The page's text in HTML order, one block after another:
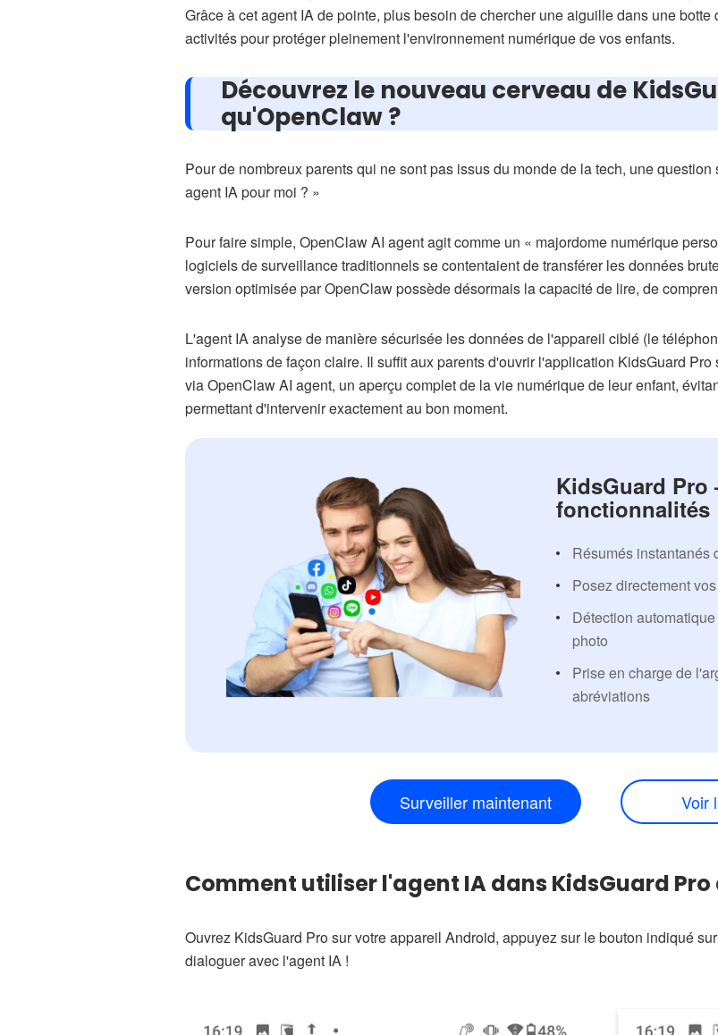
Grâce à cet agent IA de pointe, plus besoin de chercher une aiguille dans une
activités pour protéger pleinement l'environnement numérique de vos enfants.
Découvrez le nouveau cerveau de
qu'OpenClaw ?
Pour de nombreux parents qui ne sont pas issus du monde de la tech, une
agent IA pour moi ? »
Pour faire simple, OpenClaw AI agent agit comme un « majordome numérique
logiciels de surveillance traditionnels se contentaient de transférer les données
version optimisée par OpenClaw possède désormais la capacité de lire, de
L'agent IA analyse de manière sécurisée les données de l'appareil ciblé (le
informations de façon claire. Il suffit aux parents d'ouvrir l'application KidsGuard
via OpenClaw AI agent, un aperçu complet de la vie numérique de leur enfant,
permettant d'intervenir exactement au bon moment.
KidsGuard
fonctionnalités
Résumés instantanés
Posez directement
Détection
photo
Prise en charge de
abréviations
Surveiller maintenant Voir
Comment utiliser l'agent IA dans KidsGuard Pro
Ouvrez KidsGuard Pro sur votre appareil Android, appuyez sur le bouton indiqué
dialoguer avec l'agent IA !